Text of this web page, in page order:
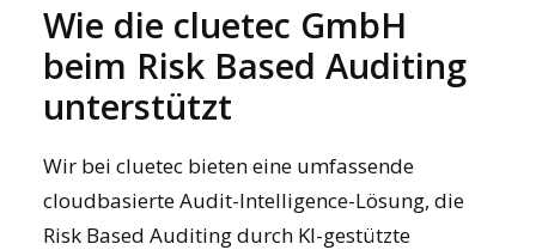
Wie die cluetec GmbH
beim Risk Based Auditing
unterstützt
Wir bei cluetec bieten eine umfassende
cloudbasierteAudit-Intelligence-Lösung, die
Risk Based Auditing durch KI-gestützte